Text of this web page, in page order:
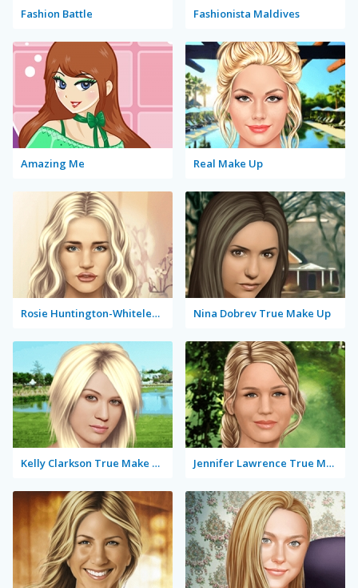
Fashion Battle Fashionista Maldives
Amazing Me Real Make Up
Rosie Huntington-Whiteley True Make Up Nina Dobrev True Make Up
Kelly Clarkson True Make Up Jennifer Lawrence True Make Up